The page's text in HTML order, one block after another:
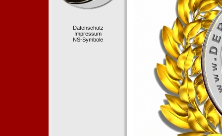
Datenschutz
Impressum
NS-Symbole